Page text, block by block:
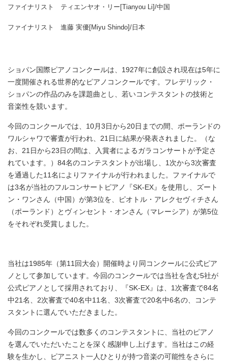
ファイナリスト ティエンヤオ・リー[Tianyou Li]/中国
ファイナリスト 進藤 実優[Miyu Shindo]/日本
ショパン国際ピアノコンクールは、1927年に創設され現在は5年に
一度開催される世界的なピアノコンクールです。フレデリック・
ショパンの作品のみを課題曲とし、若いコンテスタントの技術と
音楽性を競います。
今回のコンクールでは、10月3日から20日までの間、ポーランドの
ワルシャワで審査が行われ、21日に結果が発表されました。（な
お、21日から23日の間は、入賞者によるガラコンサートが予定さ
れています。）84名のコンテスタントが出場し、1次から3次審査
を通過した11名によりファイナルが行われました。ファイナルで
は3名が当社のフルコンサートピアノ『SK-EX』を使用し、ズート
ン・ワンさん（中国）が第3位を、ピオトル・アレクセヴィチさん
（ポーランド）とヴィンセント・オンさん（マレーシア）が第5位
をそれぞれ受賞しました。
当社は1985年（第11回大会）開催時より同コンクールに公式ピア
ノとして参加しています。今回のコンクールでは当社を含む5社が
公式ピアノとして採用されており、『SK-EX』は、1次審査で84名
中21名、2次審査で40名中11名、3次審査で20名中6名の、コンテ
スタントに選んでいただきました。
今回のコンクールでは数多くのコンテスタントに、当社のピアノ
を選んでいただいたことを深く感謝申し上げます。当社はこの経
験を生かし、ピアニスト一人ひとりが持つ音楽の可能性をさらに